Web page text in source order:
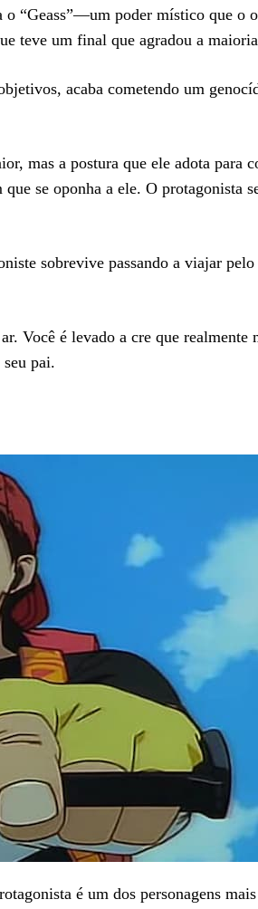
“Geass”—um poder místico que o
teve um final que agradou a
acaba cometendo um
mas a postura que ele adota para
se oponha a ele. O protagonista
sobrevive passando a viajar
Você é levado a cre que realmente
pai.
é um dos personagens